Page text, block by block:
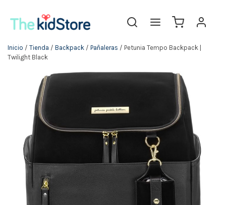
Inicio / Tienda / Backpack / Pañaleras / Petunia Tempo Backpack |
Twilight Black